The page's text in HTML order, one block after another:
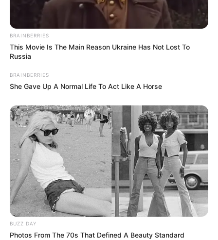
Post
navigation
Previous Article
Klára teljesen összetört
ami jön! EZEKBEN a
megyékben hó is eshet:
Legutóbbi cikkek
🔎 Tarjányi Péter olyat vett észre Orbán Viktor
tusványosi beszédében, amelyet más nem
📉 FORDULAT A TISZA PÁRTNÁL – CSÖKKENT A
TÁMOGATOTTSÁG A FRISS FELMÉRÉS SZERINT
BRAINBERRIES
This Movie Is The Main Reason Ukraine Has Not Lost To
Russia
BRAINBERRIES
She Gave Up A Normal Life To Act Like A Horse
BUZZ DAY
Photos From The 70s That Defined A Beauty Standard